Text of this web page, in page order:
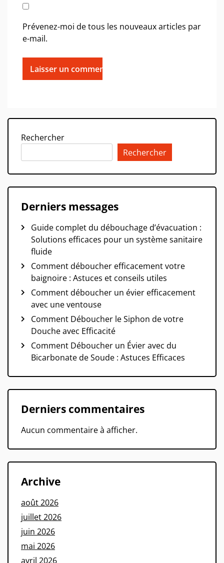
Prévenez-moi de tous les nouveaux articles par
e-mail.
Rechercher
Rechercher
Derniers messages
Guide complet du débouchage d’évacuation :
Solutions efficaces pour un système sanitaire
fluide
Comment déboucher efficacement votre
baignoire : Astuces et conseils utiles
Comment déboucher un évier efficacement
avec une ventouse
Comment Déboucher le Siphon de votre
Douche avec Efficacité
Comment Déboucher un Évier avec du
Bicarbonate de Soude : Astuces Efficaces
Derniers commentaires
Aucun commentaire à afficher.
Archive
août 2026
juillet 2026
juin 2026
mai 2026
avril 2026